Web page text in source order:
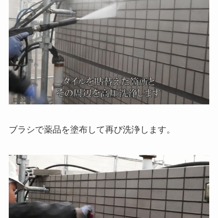
ブラシで薬品を塗布して再び洗浄します。